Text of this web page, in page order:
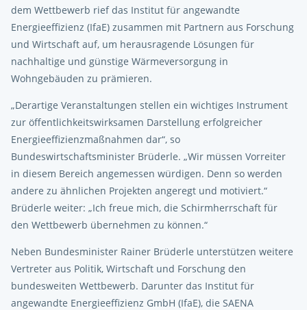
dem Wettbewerb rief das Institut für angewandte
Energieeffizienz (IfaE) zusammen mit Partnern aus Forschung
und Wirtschaft auf, um herausragende Lösungen für
nachhaltige und günstige Wärmeversorgung in
Wohngebäuden zu prämieren.
„Derartige Veranstaltungen stellen ein wichtiges Instrument
zur öffentlichkeitswirksamen Darstellung erfolgreicher
Energieeffizienzmaßnahmen dar“, so
Bundeswirtschaftsminister Brüderle. „Wir müssen Vorreiter
in diesem Bereich angemessen würdigen. Denn so werden
andere zu ähnlichen Projekten angeregt und motiviert.“
Brüderle weiter: „Ich freue mich, die Schirmherrschaft für
den Wettbewerb übernehmen zu können.“
Neben Bundesminister Rainer Brüderle unterstützen weitere
Vertreter aus Politik, Wirtschaft und Forschung den
bundesweiten Wettbewerb. Darunter das Institut für
angewandte Energieeffizienz GmbH (IfaE), die SAENA